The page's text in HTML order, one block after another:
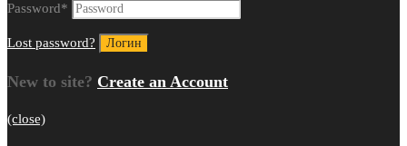
Password*
Lost password?
New to site? Create an Account
(close)